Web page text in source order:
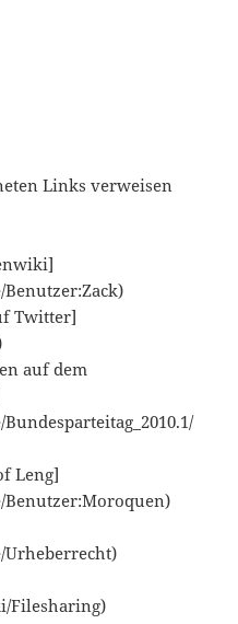
Links verweisen
Twitter]
auf dem
Leng]
Filesharing)